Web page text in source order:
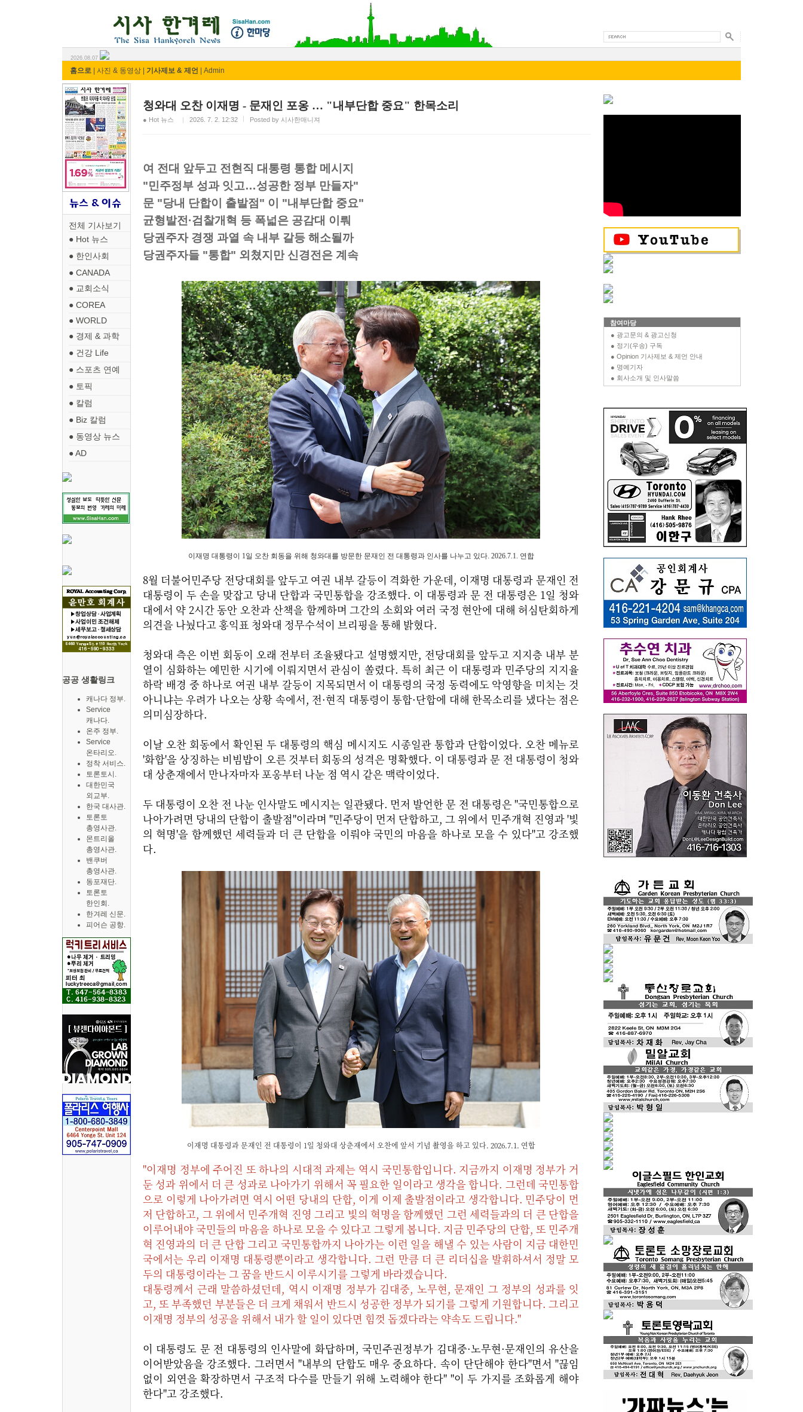
2026.08.07
홈으로 사진 & 동영상 기사제보 & 제언 Admin
전체 기사보기
● Hot 뉴스
● 한인사회
● CANADA
● 교회소식
● COREA
● WORLD
● 경제 & 과학
● 건강 Life
● 스포츠 연예
● 토픽
● 칼럼
● Biz 칼럼
● 동영상 뉴스
● AD
공공 생활링크
캐나다 정부.
Service
캐나다.
온주 정부.
Service
온타리오.
정착 서비스.
토론토시.
대한민국
외교부.
한국 대사관.
토론토
총영사관.
몬트리올
총영사관.
밴쿠버
총영사관.
동포재단.
토론토
한인회.
한겨레 신문.
피어슨 공항.
청와대 오찬 이재명 - 문재인 포옹 … "내부단합 중요" 한목소리
● Hot 뉴스 2026. 7. 2. 12:32 Posted by 시사한매니져
여 전대 앞두고 전현직 대통령 통합 메시지
"민주정부 성과 잇고…성공한 정부 만들자"
문 "당내 단합이 출발점" 이 "내부단합 중요"
균형발전·검찰개혁 등 폭넓은 공감대 이뤄
당권주자 경쟁 과열 속 내부 갈등 해소될까
당권주자들 "통합" 외쳤지만 신경전은 계속
이재명 대통령이 1일 오찬 회동을 위해 청와대를 방문한 문재인 전 대통령과 인사를 나누고 있다. 2026.7.1. 연합
8월 더불어민주당 전당대회를 앞두고 여권 내부 갈등이 격화한 가운데, 이재명 대통령과 문재인 전
대통령이 두 손을 맞잡고 당내 단합과 국민통합을 강조했다. 이 대통령과 문 전 대통령은 1일 청와
대에서 약 2시간 동안 오찬과 산책을 함께하며 그간의 소회와 여러 국정 현안에 대해 허심탄회하게
의견을 나눴다고 홍익표 청와대 정무수석이 브리핑을 통해 밝혔다.
청와대 측은 이번 회동이 오래 전부터 조율됐다고 설명했지만, 전당대회를 앞두고 지지층 내부 분
열이 심화하는 예민한 시기에 이뤄지면서 관심이 쏠렸다. 특히 최근 이 대통령과 민주당의 지지율
하락 배경 중 하나로 여권 내부 갈등이 지목되면서 이 대통령의 국정 동력에도 악영향을 미치는 것
아니냐는 우려가 나오는 상황 속에서, 전·현직 대통령이 통합·단합에 대해 한목소리를 냈다는 점은
의미심장하다.
이날 오찬 회동에서 확인된 두 대통령의 핵심 메시지도 시종일관 통합과 단합이었다. 오찬 메뉴로
'화합'을 상징하는 비빔밥이 오른 것부터 회동의 성격은 명확했다. 이 대통령과 문 전 대통령이 청와
대 상춘재에서 만나자마자 포옹부터 나눈 점 역시 같은 맥락이었다.
두 대통령이 오찬 전 나눈 인사말도 메시지는 일관됐다. 먼저 발언한 문 전 대통령은 "국민통합으로
나아가려면 당내의 단합이 출발점"이라며 "민주당이 먼저 단합하고, 그 위에서 민주개혁 진영과 '빛
의 혁명'을 함께했던 세력들과 더 큰 단합을 이뤄야 국민의 마음을 하나로 모을 수 있다"고 강조했
다.
이재명 대통령과 문재인 전 대통령이 1일 청와대 상춘재에서 오찬에 앞서 기념 촬영을 하고 있다. 2026.7.1. 연합
"이재명 정부에 주어진 또 하나의 시대적 과제는 역시 국민통합입니다. 지금까지 이재명 정부가 거
둔 성과 위에서 더 큰 성과로 나아가기 위해서 꼭 필요한 일이라고 생각을 합니다. 그런데 국민통합
으로 이렇게 나아가려면 역시 어떤 당내의 단합, 이게 이제 출발점이라고 생각합니다. 민주당이 먼
저 단합하고, 그 위에서 민주개혁 진영 그리고 빛의 혁명을 함께했던 그런 세력들과의 더 큰 단합을
이루어내야 국민들의 마음을 하나로 모을 수 있다고 그렇게 봅니다. 지금 민주당의 단합, 또 민주개
혁 진영과의 더 큰 단합 그리고 국민통합까지 나아가는 이런 일을 해낼 수 있는 사람이 지금 대한민
국에서는 우리 이재명 대통령뿐이라고 생각합니다. 그런 만큼 더 큰 리더십을 발휘하셔서 정말 모
두의 대통령이라는 그 꿈을 반드시 이루시기를 그렇게 바라겠습니다.
대통령께서 근래 말씀하셨던데, 역시 이재명 정부가 김대중, 노무현, 문재인 그 정부의 성과를 잇
고, 또 부족했던 부분들은 더 크게 채워서 반드시 성공한 정부가 되기를 그렇게 기원합니다. 그리고
이재명 정부의 성공을 위해서 내가 할 일이 있다면 힘껏 돕겠다라는 약속도 드립니다."
이 대통령도 문 전 대통령의 인사말에 화답하며, 국민주권정부가 김대중·노무현·문재인의 유산을
이어받았음을 강조했다. 그러면서 "내부의 단합도 매우 중요하다. 속이 단단해야 한다"면서 "끊임
없이 외연을 확장하면서 구조적 다수를 만들기 위해 노력해야 한다" "이 두 가지를 조화롭게 해야
한다"고 강조했다.
참여마당
● 광고문의 & 광고신청
● 정기(우송) 구독
● Opinion 기사제보 & 제언 안내
● 명예기자
● 회사소개 및 인사말씀